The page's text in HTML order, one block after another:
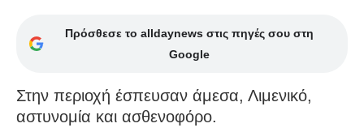
Πρόσθεσε το alldaynews στις πηγές σου στη
Google
Στην περιοχή έσπευσαν άμεσα, Λιμενικό,
αστυνομία και ασθενοφόρο.